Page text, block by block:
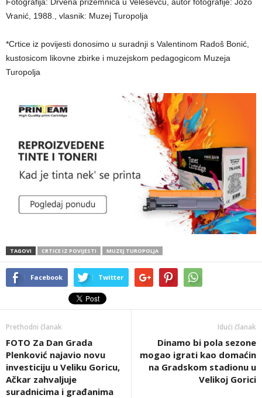
Vranić, 1988., vlasnik: Muzej Turopolja
*Crtice iz povijesti donosimo u suradnji s Valentinom Radoš Bonić,
kustosicom likovne zbirke i muzejskom pedagogicom Muzeja
Turopolja
TAGOVI CRTICE IZ POVIJESTI MUZEJ TUROPOLJA
Facebook Twitter
Prethodni članak
FOTO Za Dan Grada
Plenković najavio novu
investiciju u Veliku Goricu,
Ačkar zahvaljuje
suradnicima i građanima
Idući članak
Dinamo bi pola sezone
mogao igrati kao domaćin
na Gradskom stadionu u
Velikoj Gorici